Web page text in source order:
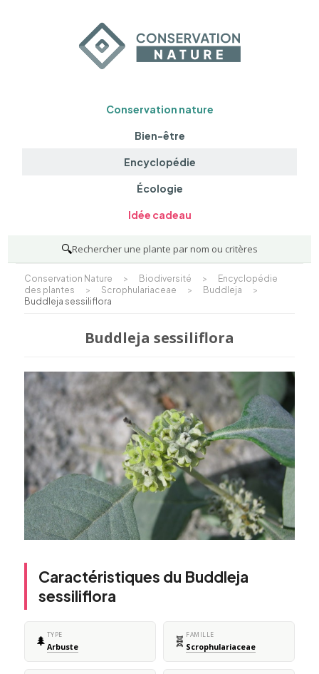
Conservation nature
Bien-être
Encyclopédie
Écologie
Idée cadeau
🔍Rechercher une plante par nom ou critères
Conservation Nature > Biodiversité >
Encyclopédie
des plantes
> Scrophulariaceae > Buddleja
>
Buddleja sessiliflora
Buddleja sessiliflora
Caractéristiques du Buddleja
sessiliflora
🌲 TYPE
Arbuste 🧬 FAMILLE
Scrophulariaceae